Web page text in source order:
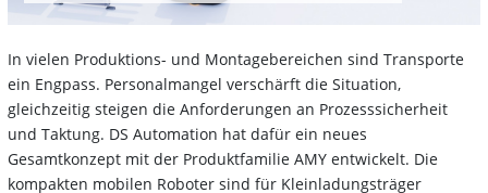
In vielen Produktions- und Montagebereichen sind Transporte
ein Engpass. Personalmangel verschärft die Situation,
gleichzeitig steigen die Anforderungen an Prozesssicherheit
und Taktung. DS Automation hat dafür ein neues
Gesamtkonzept mit der Produktfamilie AMY entwickelt. Die
kompakten mobilen Roboter sind für Kleinladungsträger